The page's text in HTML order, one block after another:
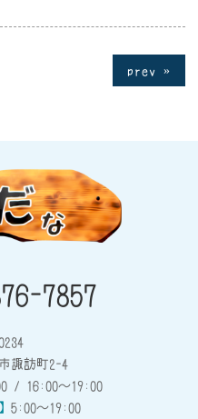
prev »
7857
諏訪町2-4
/ 16:00～19:00
5:00～19:00